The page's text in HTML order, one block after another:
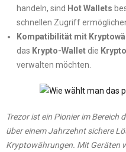
handeln, sind Hot Wallets
schnellen Zugriff
Kompatibilität mit
das Krypto-Walletdie
verwalten möchten.
Trezor ist ein Pionier im Bereich
über einem Jahrzehnt sichere
Kryptowährungen. Mit Geräten